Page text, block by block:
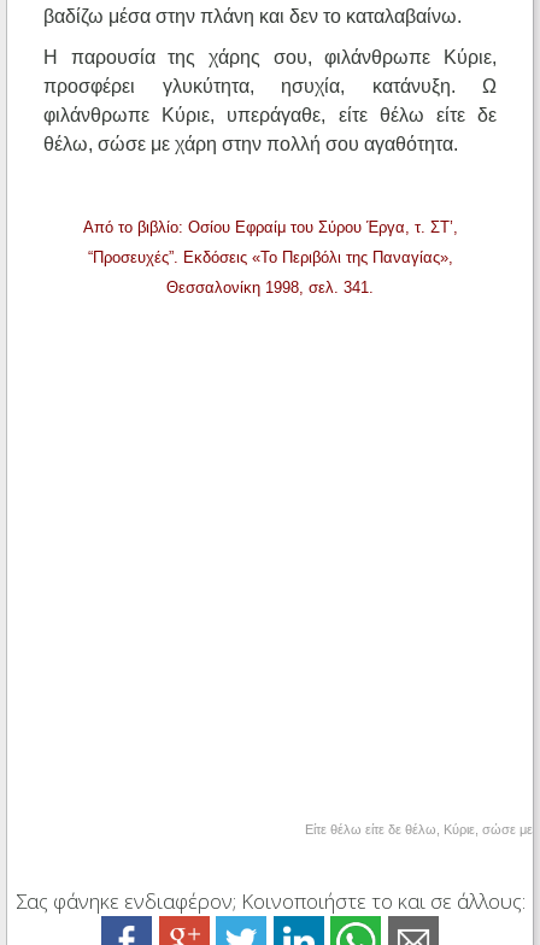
βαδίζω μέσα στην πλάνη και δεν το καταλαβαίνω.
Η παρουσία της χάρης σου, φιλάνθρωπε Κύριε,
προσφέρει γλυκύτητα, ησυχία, κατάνυξη. Ω
φιλάνθρωπε Κύριε, υπεράγαθε, είτε θέλω είτε δε
θέλω, σώσε με χάρη στην πολλή σου αγαθότητα.
Από το βιβλίο: Οσίου Εφραίμ του Σύρου Έργα, τ. ΣΤ’,
“Προσευχές”. Εκδόσεις «Το Περιβόλι της Παναγίας»,
Θεσσαλονίκη 1998, σελ. 341.
Είτε θέλω είτε δε θέλω, Κύριε, σώσε με
Σας φάνηκε ενδιαφέρον; Κοινοποιήστε το και σε άλλους: